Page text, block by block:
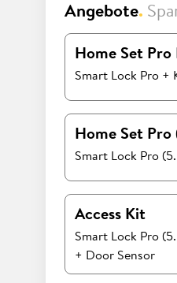
Angebote.
Home Set Pro
Smart Lock Pro +
Home Set Pro
Smart Lock Pro
Access Kit
Smart Lock Pro
+ Door Sensor